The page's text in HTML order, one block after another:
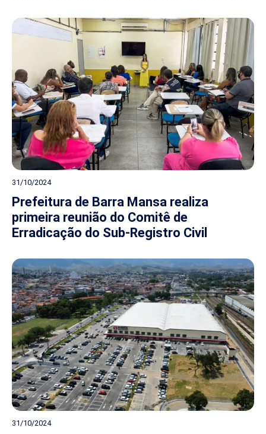
31/10/2024
Prefeitura de Barra Mansa realiza
primeira reunião do Comitê de
Erradicação do Sub-Registro Civil
31/10/2024